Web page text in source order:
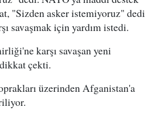
"Sizden asker istemiyoruz" dedi
savaşmak için yardım istedi.
karşı savaşan yeni
dikkat çekti.
üzerinden Afganistan'a